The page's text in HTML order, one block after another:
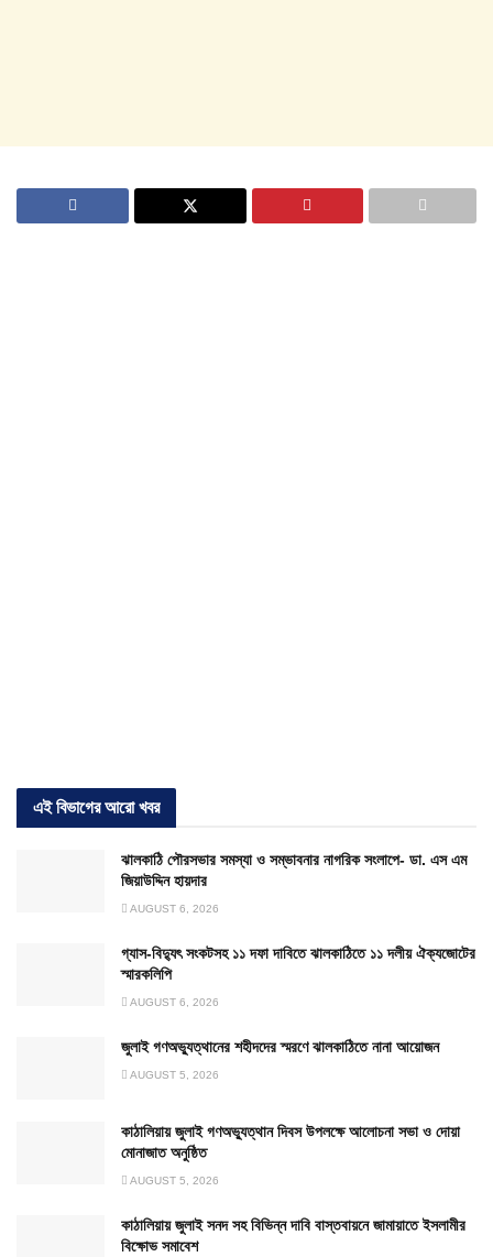
এই বিভাগের আরো খবর
ঝালকাঠি পৌরসভার সমস্যা ও সম্ভাবনার নাগরিক সংলাপে- ডা. এস এম
জিয়াউদ্দিন হায়দার
AUGUST 6, 2026
গ্যাস-বিদ্যুৎ সংকটসহ ১১ দফা দাবিতে ঝালকাঠিতে ১১ দলীয় ঐক্যজোটের
স্মারকলিপি
AUGUST 6, 2026
জুলাই গণঅভ্যুত্থানের শহীদদের স্মরণে ঝালকাঠিতে নানা আয়োজন
AUGUST 5, 2026
কাঠালিয়ায় জুলাই গণঅভ্যুত্থান দিবস উপলক্ষে আলোচনা সভা ও দোয়া
মোনাজাত অনুষ্ঠিত
AUGUST 5, 2026
কাঠালিয়ায় জুলাই সনদ সহ বিভিন্ন দাবি বাস্তবায়নে জামায়াতে ইসলামীর
বিক্ষোভ সমাবেশ